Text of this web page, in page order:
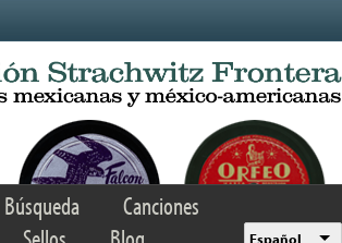
Búsqueda
Canciones
Español